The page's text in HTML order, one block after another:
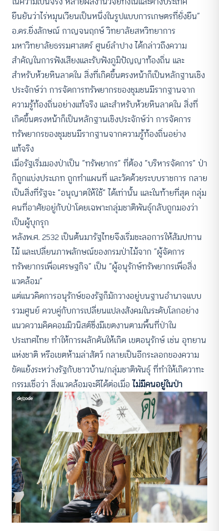
ยืนยันว่าไร่หมุนเวียนเป็นหนึ่งในรูปแบบการเกษตรที่ยั่งยืน”
อ.ดร.ยิ่งลักษณ์ กาญจนฤกษ์ วิทยาลัยสหวิทยาการ
มหาวิทยาลัยธรรมศาสตร์ ศูนย์ลำปาง ได้กล่าวถึงความ
สำคัญในการฟังเสียงและรับฟังภูมิปัญญาท้องถิ่น และ
สำหรับห้วยหินลาดใน สิ่งที่เกิดขึ้นตรงหน้าก็เป็นหลักฐานเชิง
ประจักษ์ว่า การจัดการทรัพยากรของชุมชนมีรากฐานจาก
ความรู้ท้องถิ่นอย่างแท้จริง และสำหรับห้วยหินลาดใน สิ่งที่
เกิดขึ้นตรงหน้าก็เป็นหลักฐานเชิงประจักษ์ว่า การจัดการ
ทรัพยากรของชุมชนมีรากฐานจากความรู้ท้องถิ่นอย่าง
แท้จริง
เมื่อรัฐเริ่มมองป่าเป็น “ทรัพยากร” ที่ต้อง “บริหารจัดการ” ป่า
ก็ถูกแบ่งประเภท ถูกทำแผนที่ และวัดด้วยระบบราชการ กลาย
เป็นสิ่งที่รัฐจะ “อนุญาตให้ใช้” ได้เท่านั้น และในท้ายที่สุด กลุ่ม
คนที่อาศัยอยู่กับป่าโดยเฉพาะกลุ่มชาติพันธุ์กลับถูกมองว่า
เป็นผู้บุกรุก
หลังพ.ศ. 2532 เป็นต้นมารัฐไทยจึงเริ่มชะลอการให้สัมปทาน
ไม้ และเปลี่ยนภาพลักษณ์ของกรมป่าไม้จาก “ผู้จัดการ
ทรัพยากรเพื่อเศรษฐกิจ” เป็น “ผู้อนุรักษ์ทรัพยากรเพื่อสิ่ง
แวดล้อม”
แต่แนวคิดการอนุรักษ์ของรัฐก็มักวางอยู่บนฐานอำนาจแบบ
รวมศูนย์ ควบคู่กับการเปลี่ยนแปลงสังคมในระดับโลกอย่าง
แนวความคิดคอมมิวนิสต์ซึ่งมีเขตงานตามพื้นที่ป่าใน
ประเทศไทย ทำให้การผลักดันให้เกิด เขตอนุรักษ์ เช่น อุทยาน
แห่งชาติ หรือเขตห้ามล่าสัตว์ กลายเป็นอีกระลอกของความ
ขัดแย้งระหว่างรัฐกับชาวบ้าน/กลุ่มชาติพันธุ์ ที่ทำให้เกิดวาทะ
กรรมเชื่อว่า สิ่งแวดล้อมจะดีได้ต่อเมื่อไม่มีคนอยู่ในป่า